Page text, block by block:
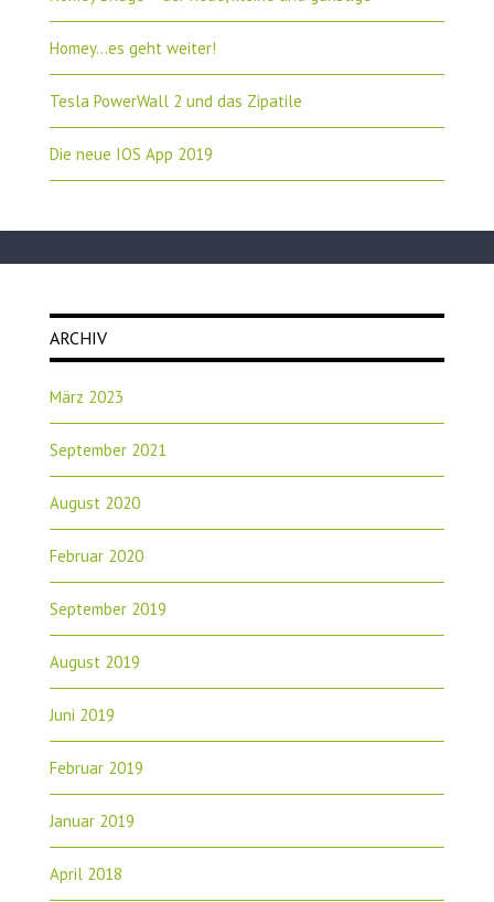
Homey…es geht weiter!
Tesla PowerWall 2 und das Zipatile
Die neue IOS App 2019
ARCHIV
März 2023
September 2021
August 2020
Februar 2020
September 2019
August 2019
Juni 2019
Februar 2019
Januar 2019
April 2018